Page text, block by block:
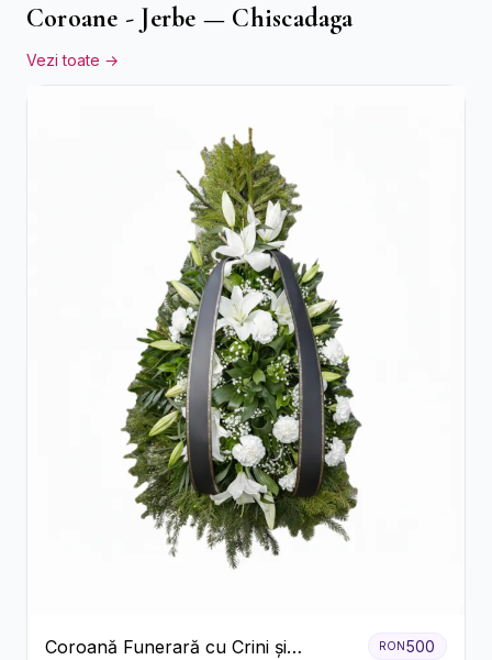
Coroane - Jerbe — Chiscadaga
Vezi toate →
Coroană Funerară cu Crini și
RON 500